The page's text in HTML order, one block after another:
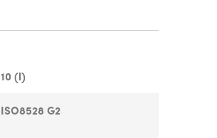
10 (l)
ISO8528 G2